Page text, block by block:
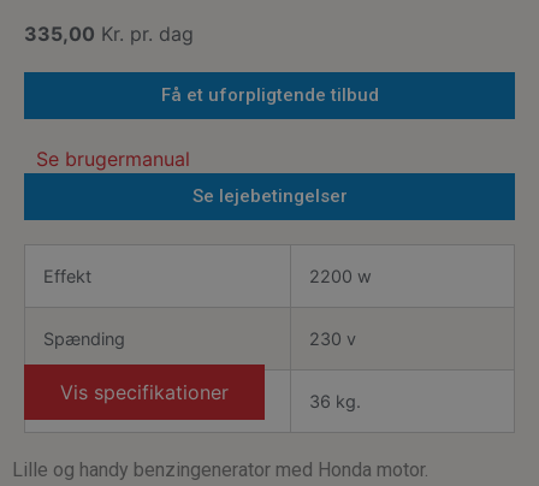
335,00 Kr. pr. dag
Få et uforpligtende tilbud
Se brugermanual
Se lejebetingelser
Effekt 2200 w
Spænding 230 v
Vægt 36 kg.
Vis specifikationer
Lille og handy benzingenerator med Honda motor.